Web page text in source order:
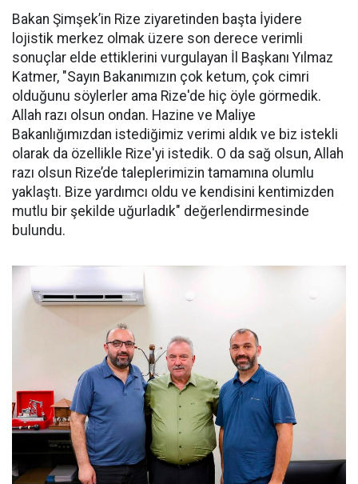
Bakan Şimşek’in Rize ziyaretinden başta İyidere
lojistik merkez olmak üzere son derece verimli
sonuçlar elde ettiklerini vurgulayan İl Başkanı Yılmaz
Katmer, "Sayın Bakanımızın çok ketum, çok cimri
olduğunu söylerler ama Rize'de hiç öyle görmedik.
Allah razı olsun ondan. Hazine ve Maliye
Bakanlığımızdan istediğimiz verimi aldık ve biz istekli
olarak da özellikle Rize'yi istedik. O da sağ olsun, Allah
razı olsun Rize’de taleplerimizin tamamına olumlu
yaklaştı. Bize yardımcı oldu ve kendisini kentimizden
mutlu bir şekilde uğurladık" değerlendirmesinde
bulundu.